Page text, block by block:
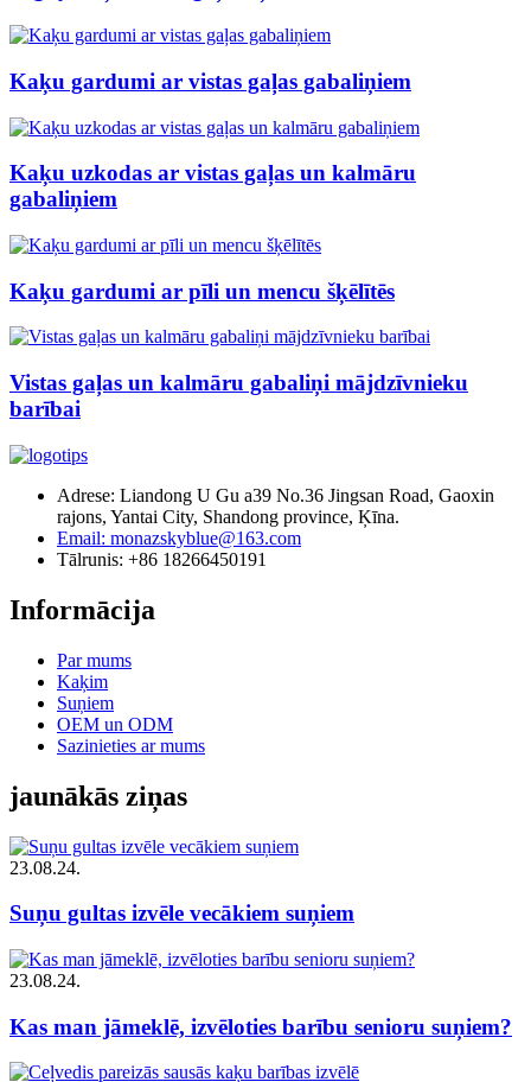
Kaķu gardumi ar vistas gaļas gabaliņiem
Kaķu uzkodas ar vistas gaļas un kalmāru
gabaliņiem
Kaķu gardumi ar pīli un mencu šķēlītēs
Vistas gaļas un kalmāru gabaliņi mājdzīvnieku
barībai
Adrese: Liandong U Gu a39 No.36 Jingsan Road, Gaoxin
rajons, Yantai City, Shandong province, Ķīna.
Email: monazskyblue@163.com
Tālrunis: +86 18266450191
Informācija
Par mums
Kaķim
Suņiem
OEM un ODM
Sazinieties ar mums
jaunākās ziņas
23.08.24.
Suņu gultas izvēle vecākiem suņiem
23.08.24.
Kas man jāmeklē, izvēloties barību senioru suņiem?